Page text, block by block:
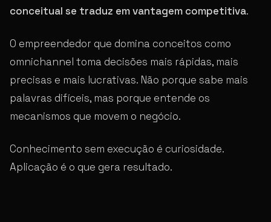
conceitual se traduz em vantagem competitiva.
O empreendedor que domina conceitos como
omnichannel toma decisões mais rápidas, mais
precisas e mais lucrativas. Não porque sabe mais
palavras difíceis, mas porque entende os
mecanismos que movem o negócio.
Conhecimento sem execução é curiosidade.
Aplicação é o que gera resultado.